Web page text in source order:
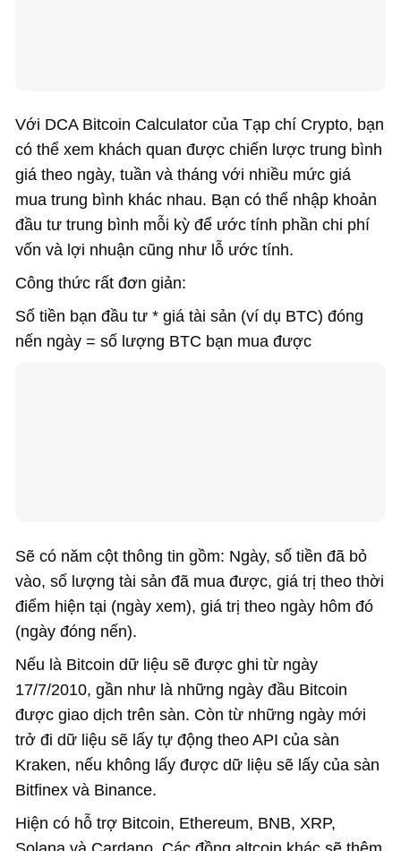
Với DCA Bitcoin Calculator của Tạp chí Crypto, bạn
có thể xem khách quan được chiến lược trung bình
giá theo ngày, tuần và tháng với nhiều mức giá
mua trung bình khác nhau. Bạn có thể nhập khoản
đầu tư trung bình mỗi kỳ để ước tính phần chi phí
vốn và lợi nhuận cũng như lỗ ước tính.
Công thức rất đơn giản:
Số tiền bạn đầu tư * giá tài sản (ví dụ BTC) đóng
nến ngày = số lượng BTC bạn mua được
Sẽ có năm cột thông tin gồm: Ngày, số tiền đã bỏ
vào, số lượng tài sản đã mua được, giá trị theo thời
điểm hiện tại (ngày xem), giá trị theo ngày hôm đó
(ngày đóng nến).
Nếu là Bitcoin dữ liệu sẽ được ghi từ ngày
17/7/2010, gần như là những ngày đầu Bitcoin
được giao dịch trên sàn. Còn từ những ngày mới
trở đi dữ liệu sẽ lấy tự động theo API của sàn
Kraken, nếu không lấy được dữ liệu sẽ lấy của sàn
Bitfinex và Binance.
Hiện có hỗ trợ Bitcoin, Ethereum, BNB, XRP,